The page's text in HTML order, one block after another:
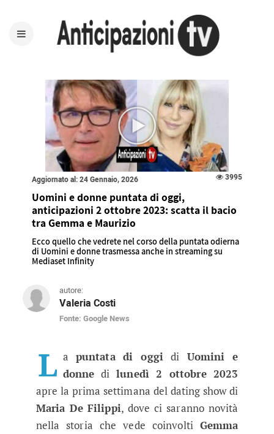
Aggiornato al: 24 Gennaio, 2026 3995
Uomini e donne puntata di oggi,
anticipazioni 2 ottobre 2023: scatta il bacio
tra Gemma e Maurizio
Ecco quello che vedrete nel corso della puntata odierna
di Uomini e donne trasmessa anche in streaming su
Mediaset Infinity
autore:
Valeria Costi
Fonte: Google News
Uomini e donne puntata di
L a puntata di oggidi Uomini e
donne dilunedì 2 ottobre 2023
apre la prima settimana del dating show di
Maria De Filippi, dove ci saranno novità
nella storia che vede coinvolti Gemma